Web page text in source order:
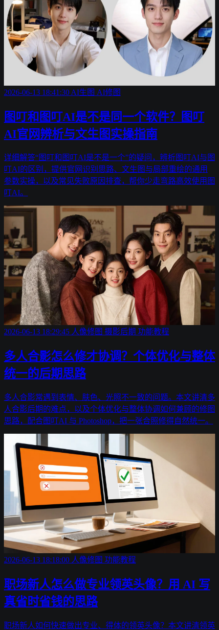
2026-06-13 18:41:30 AI生图 AI修图
图叮和图叮AI是不是同一个软件？图叮
AI官网辨析与文生图实操指南
详细解答“图叮和图叮AI是不是一个”的疑问，辨析图叮AI与图
叮AI的区别，提供官网识别思路、文生图与局部重绘的通用
参数实操，以及常见失败原因排查，帮你少走弯路高效使用图
叮AI。
2026-06-13 18:29:45 人像修图 摄影后期 功能教程
多人合影怎么修才协调？个体优化与整体
统一的后期思路
多人合影常遇到表情、肤色、光照不一致的问题。本文讲清多
人合影后期的难点，以及个体优化与整体协调如何兼顾的修图
思路，配合图叮AI 与 Photoshop，把一张合照修得自然统一。
2026-06-13 18:18:00 人像修图 功能教程
职场新人怎么做专业领英头像？用 AI 写
真省时省钱的思路
职场新人如何快速做出专业、得体的领英头像？本文讲清领英